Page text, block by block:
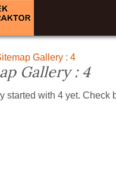
Gallery : 4
Gallery : 4
started with 4 yet. Check